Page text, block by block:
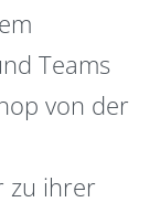
Teams
von der
zu ihrer